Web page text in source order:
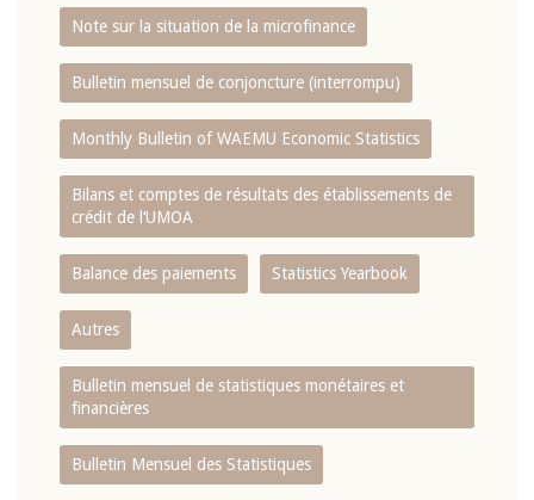
Note sur la situation de la microfinance
Bulletin mensuel de conjoncture (interrompu)
Monthly Bulletin of WAEMU Economic Statistics
Bilans et comptes de résultats des établissements de
crédit de l‘UMOA
Balance des paiements Statistics Yearbook
Autres
Bulletin mensuel de statistiques monétaires et
financières
Bulletin Mensuel des Statistiques